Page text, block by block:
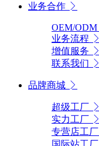
业务合作
OEM/ODM
业务流程
增值服务
联系我们
品牌商城
超级工厂
实力工厂
专营店工厂
国际站工厂